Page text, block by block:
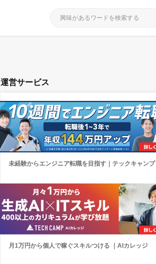
運営サービス
未経験からエンジニア転職を目指す｜テックキャンプ
月1万円から個人で稼ぐスキルつける ｜AIカレッジ